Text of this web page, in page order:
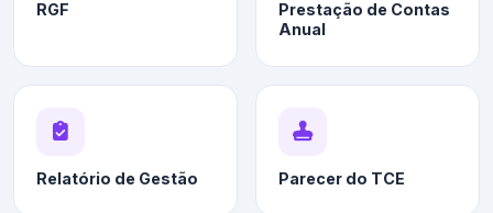
RGF
Prestação de Contas
Anual
Relatório de Gestão Parecer do TCE